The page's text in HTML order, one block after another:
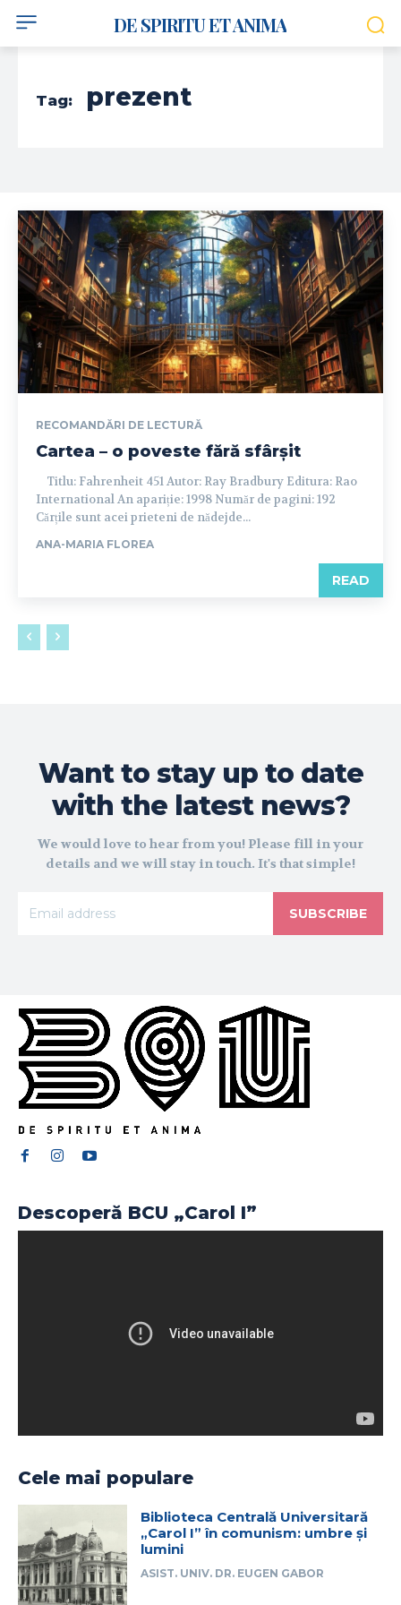
DE SPIRITU ET ANIMA
Tag: prezent
RECOMANDĂRI DE LECTURĂ
Cartea – o poveste fără sfârșit
International An apariție: 1998 Număr de pagini: 192
Cărțile sunt acei prieteni de nădejde...
ANA-MARIA FLOREA
READ
Want to stay up to date
with the latest news?
We would love to hear from you! Please fill in your
details and we will stay in touch. It's that simple!
SUBSCRIBE
Descoperă BCU „Carol I”
Cele mai populare
Biblioteca Centrală Universitară
„Carol I” în comunism: umbre și
lumini
ASIST. UNIV. DR. EUGEN GABOR